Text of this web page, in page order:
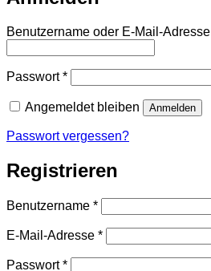
Benutzername oder E-Mail-Adresse
Passwort*Erforderlich
Angemeldet bleiben Anmelden
Passwort vergessen?
Registrieren
Benutzername *Erforderlich
E-Mail-Adresse *Erforderlich
Passwort*Erforderlich